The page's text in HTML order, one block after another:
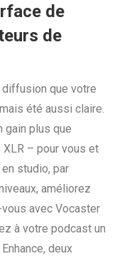
de
de
que votre
été aussi claire.
gain plus que
XLR – pour vous et
studio, par
améliorez
avec Vocaster
à votre podcast un
deux